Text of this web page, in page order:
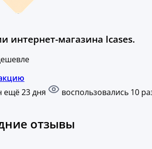
интернет-магазина Icases.
ещё 23 дня
воспользовались 10
отзывы